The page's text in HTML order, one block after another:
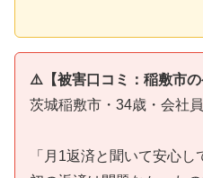
⚠️【被害口コミ：稲敷市の
茨城稲敷市・34歳・会社
「月1返済と聞いて安心